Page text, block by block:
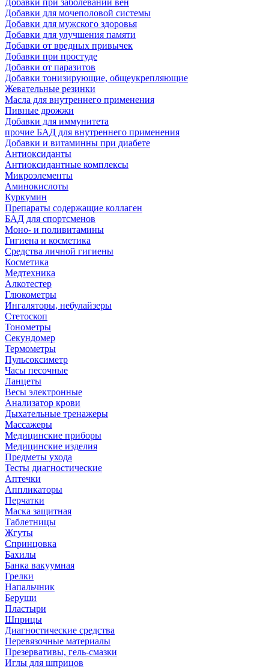
Добавки при заболевании вен
Добавки для мочеполовой системы
Добавки для мужского здоровья
Добавки для улучшения памяти
Добавки от вредных привычек
Добавки при простуде
Добавки от паразитов
Добавки тонизирующие, общеукрепляющие
Жевательные резинки
Масла для внутреннего применения
Пивные дрожжи
Добавки для иммунитета
прочие БАД для внутреннего применения
Добавки и витаминны при диабете
Антиоксиданты
Антиоксидантные комплексы
Микроэлементы
Аминокислоты
Куркумин
Препараты содержащие коллаген
БАД для спортсменов
Моно- и поливитамины
Гигиена и косметика
Средства личной гигиены
Косметика
Медтехника
Алкотестер
Глюкометры
Ингаляторы, небулайзеры
Стетоскоп
Тонометры
Секундомер
Термометры
Пульсоксиметр
Часы песочные
Ланцеты
Весы электронные
Анализатор крови
Дыхательные тренажеры
Массажеры
Медицинские приборы
Медицинские изделия
Предметы ухода
Тесты диагностические
Аптечки
Аппликаторы
Перчатки
Маска защитная
Таблетницы
Жгуты
Спринцовка
Бахилы
Банка вакуумная
Грелки
Напальчник
Беруши
Пластыри
Шприцы
Диагностические средства
Перевязочные материалы
Презервативы, гель-смазки
Иглы для шприцов